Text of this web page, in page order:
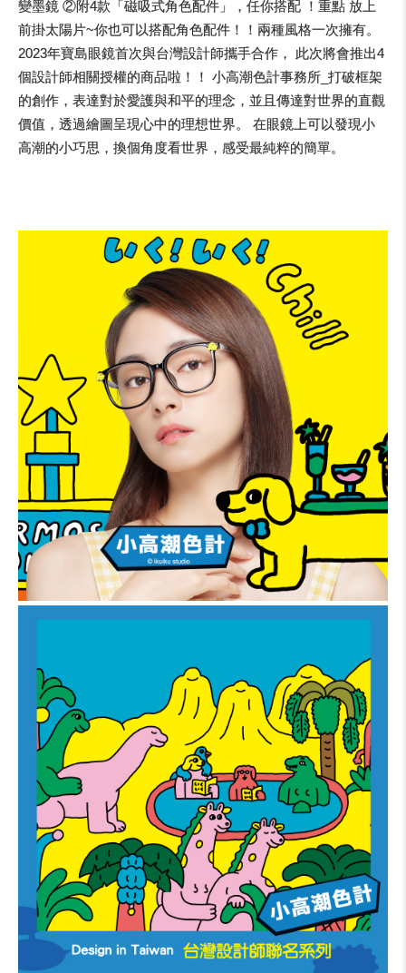
變墨鏡 ②附4款「磁吸式角色配件」，任你搭配 ！重點 放上
前掛太陽片~你也可以搭配角色配件！！兩種風格一次擁有。
2023年寶島眼鏡首次與台灣設計師攜手合作， 此次將會推出4
個設計師相關授權的商品啦！！ 小高潮色計事務所_打破框架
的創作，表達對於愛護與和平的理念，並且傳達對世界的直觀
價值，透過繪圖呈現心中的理想世界。 在眼鏡上可以發現小
高潮的小巧思，換個角度看世界，感受最純粹的簡單。